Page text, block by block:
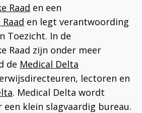
Raad en een
en legt verantwoording
Toezicht. In de
Raad zijn onder meer
de Medical Delta
lectoren en
. Medical Delta wordt
klein slagvaardig bureau.